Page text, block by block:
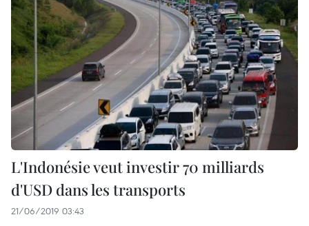
L'Indonésie veut investir 70 milliards
d'USD dans les transports
21/06/2019 03:43